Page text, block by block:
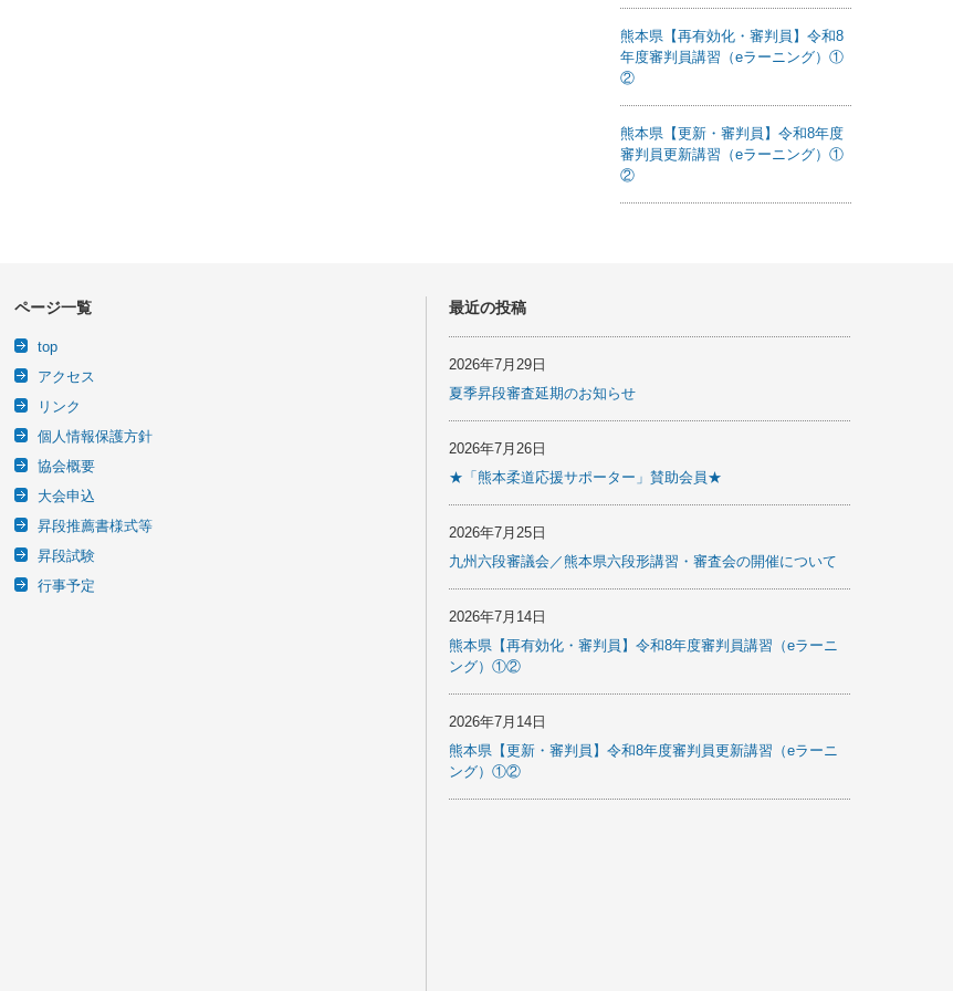
熊本県【再有効化・審判員】令和8
年度審判員講習（eラーニング）①
②
熊本県【更新・審判員】令和8年度
審判員更新講習（eラーニング）①
②
ページ一覧
top
アクセス
リンク
個人情報保護方針
協会概要
大会申込
昇段推薦書様式等
昇段試験
行事予定
最近の投稿
2026年7月29日
夏季昇段審査延期のお知らせ
2026年7月26日
★「熊本柔道応援サポーター」賛助会員★
2026年7月25日
九州六段審議会／熊本県六段形講習・審査会の開催について
2026年7月14日
熊本県【再有効化・審判員】令和8年度審判員講習（eラーニ
ング）①②
2026年7月14日
熊本県【更新・審判員】令和8年度審判員更新講習（eラーニ
ング）①②